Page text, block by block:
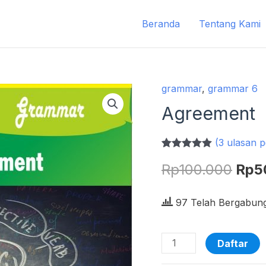
Beranda Tentang Kami
grammar, grammar 6
Agreement
5.00dari 5
berdasarkan
pelanggan
(3 ulasan
Rp100.000 Rp
97 Telah
Kuantitas
Agreement
Daftar